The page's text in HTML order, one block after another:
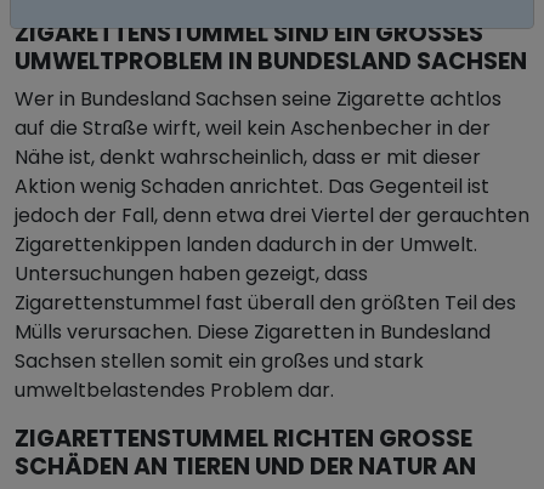
ZIGARETTENSTUMMEL SIND EIN GROSSES U
MWELTPROBLEM IN BUNDESLAND SACHSEN
Wer in Bundesland Sachsen seine Zigarette achtlos
auf die Straße wirft, weil kein Aschenbecher in der
Nähe ist, denkt wahrscheinlich, dass er mit dieser
Aktion wenig Schaden anrichtet. Das Gegenteil ist
jedoch der Fall, denn etwa drei Viertel der gerauchten
Zigarettenkippen landen dadurch in der Umwelt.
Untersuchungen haben gezeigt, dass
Zigarettenstummel fast überall den größten Teil des
Mülls verursachen. Diese Zigaretten in Bundesland
Sachsen stellen somit ein großes und stark
umweltbelastendes Problem dar.
ZIGARETTENSTUMMEL RICHTEN GROSSE S
CHÄDEN AN TIEREN UND DER NATUR AN